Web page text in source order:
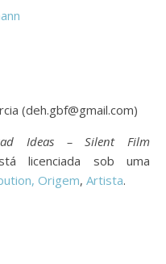
(deh.gbf@gmail.com)
Ideas – Silent Film
licenciada sob uma
Origem, Artista.